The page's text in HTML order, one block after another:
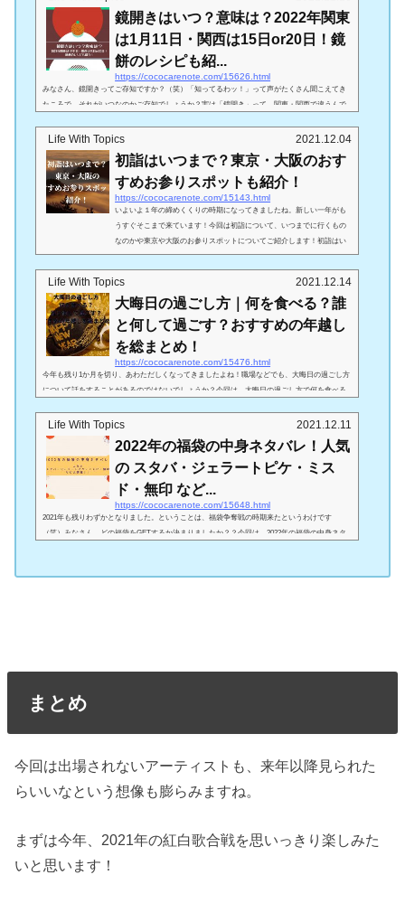
年玉の相場や渡し方など、皆さんのお役に立てる情報をお伝えしていきます！お年玉の相場｜
年齢別そもそもなぜ「お年玉」なのでしょう？もともとお年玉というのはお金ではあ...
鏡開きはいつ？意味は？2022年関東
は1月11日・関西は15日or20日！鏡
餅のレシピも紹...
https://cococarenote.com/15626.html
みなさん、鏡開きってご存知ですか？（笑）「知ってるわッ！」って声がたくさん聞こえてき
たころで、それがいつなのかご存知でしょうか？実は「鏡開き」って、関東・関西で違うんで
して、困っちゃう鏡餅のレシピなんかも併せてご紹介します！鏡開きはいつ？関東と関西で違
う！1年の終わりが近づいてくると、新しい年を迎えるための準備が始まります。大掃除をして
1年の汚れを払い、お餅をついて鏡餅を飾っておせち料理を作る・・・どこのご家庭...
Life With Topics 2021.12.04
初詣はいつまで？東京・大阪のおす
すめお参りスポットも紹介！
https://cococarenote.com/15143.html
いよいよ１年の締めくくりの時期になってきましたね。新しい一年がも
うすぐそこまで来ています！今回は初詣について、いつまでに行くもの
なのかや東京や大阪のお参りスポットについてご紹介します！初詣はい
つまでに行くのがいいのか？気になることの一つとして、「いつまでに
初詣に行くのがいいのか？」ということがあるかと思います。お参り。
来年の初詣🐅🐯有力候補。 pic.twitter.com/EXsSkqxAJr— 犬子(わんこ)＊
(@wanko2002) November 27, 2021一般的には、「三が日」つまり１月１
日から３日までのうちに行くこと...
Life With Topics 2021.12.14
大晦日の過ごし方｜何を食べる？誰
と何して過ごす？おすすめの年越し
を総まとめ！
https://cococarenote.com/15476.html
今年も残り1か月を切り、あわただしくなってきましたよね！職場などでも、大晦日の過ごし方
について話をすることがあるのではないでしょうか？今回は、大晦日の過ごし方で何を食べる
日の過ごし方｜何を食べる？そもそも、大晦日とはどういう意味なのでしょうか？私はこの記
事を書くまで知らなかったので、調べてみました(笑)(引用：https://shuzenji-temple.com/gyouji0
9.html)元々は、”大晦日”ではなく、”晦日（みそか）”のみで存在していた単...
Life With Topics 2021.12.11
2022年の福袋の中身ネタバレ！人気
の スタバ・ジェラートピケ・ミス
ド・無印 など...
https://cococarenote.com/15648.html
2021年も残りわずかとなりました。ということは、福袋争奪戦の時期来たというわけです
（笑）みなさん、どの福袋をGETするか決まりましたか？？今回は、2022年の福袋の中身ネタ
022年の福袋、特にレディースの福袋で人気の高かったものを紹介していきます。引用：ツイッ
まとめ
今回は出場されないアーティストも、来年以降見られた
らいいなという想像も膨らみますね。
まずは今年、2021年の紅白歌合戦を思いっきり楽しみた
いと思います！